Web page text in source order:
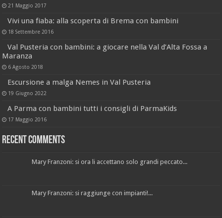
21 Maggio 2017
Vivi una fiaba: alla scoperta di Brema con bambini
18 Settembre 2016
Val Pusteria con bambini: a giocare nella Val d’Alta Fossa a
Maranza
6 Agosto 2018
Escursione a malga Nemes in Val Pusteria
19 Giugno 2022
A Parma con bambini tutti i consigli di ParmaKids
17 Maggio 2016
Recent Comments
Mary Franzoni: si ora li accettano solo grandi peccato...
Mary Franzoni: si raggiunge con impianti!...